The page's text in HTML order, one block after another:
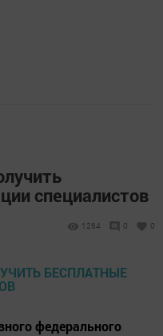
специалистов
1264 0 0
федерального